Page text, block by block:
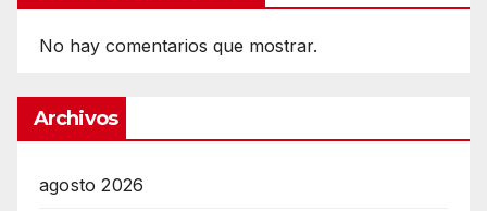
No hay comentarios que mostrar.
Archivos
agosto 2026